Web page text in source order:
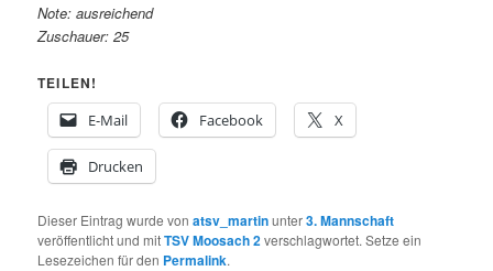
Note: ausreichend
Zuschauer: 25
TEILEN!
E-Mail
Facebook X
Drucken
Dieser Eintrag wurde vonatsv_martinunter3. Mannschaft
veröffentlicht und mitTSV Moosach 2verschlagwortet. Setze ein
Lesezeichen für den Permalink.